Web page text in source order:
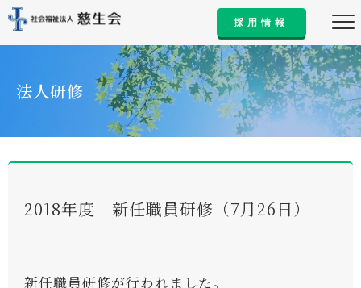
採用情報
法人研修
2018年度 新任職員研修（7月26日）
新任職員研修が行われました。